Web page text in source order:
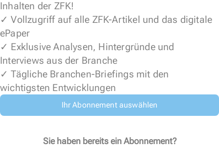
Inhalten der ZFK!
✓ Vollzugriff auf alle ZFK-Artikel und das digitale
ePaper
✓ Exklusive Analysen, Hintergründe und
Interviews aus der Branche
✓ Tägliche Branchen-Briefings mit den
wichtigsten Entwicklungen
Ihr Abonnement auswählen
Sie haben bereits ein Abonnement?